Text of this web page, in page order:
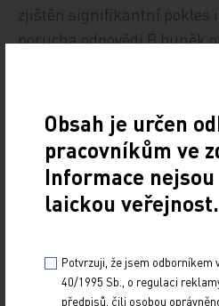
zjištěn signifikantní pokles
porucha odpovědi B buněk
inhibitory má menší
terapie samotným
Vliv inhibice
regeneraci B
Obsah je určen
pracovníkům ve
Informace
laickou veřejnost.
Potvrzuji, že jsem odborníkem
40/1995 Sb., o regulaci
předpisů, čili osobou